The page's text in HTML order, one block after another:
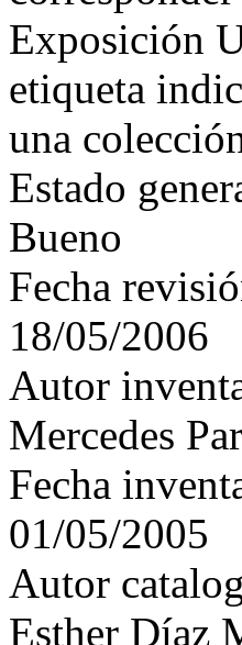
Exposición
etiqueta
una
Estado
Bueno
Fecha
18/05/2006
Autor
Mercedes
Fecha
01/05/2005
Autor
Esther Díaz